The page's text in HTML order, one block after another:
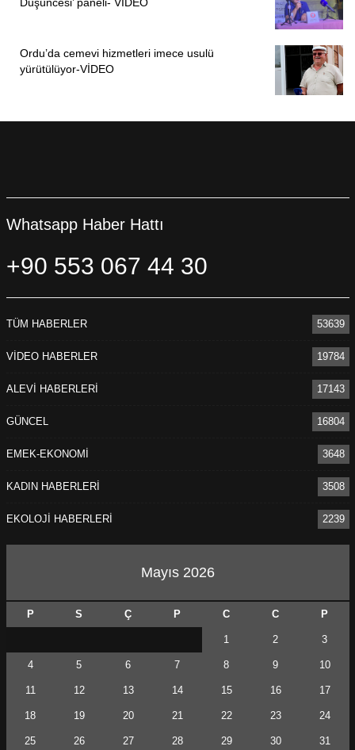
Ordu’da cemevi hizmetleri imece usulü
yürütülüyor-VİDEO
Whatsapp Haber Hattı
+90 553 067 44 30
TÜM HABERLER 53639
VİDEO HABERLER 19784
ALEVİ HABERLERİ 17143
GÜNCEL 16804
EMEK-EKONOMİ 3648
KADIN HABERLERİ 3508
EKOLOJİ HABERLERİ 2239
Mayıs 2026
P S Ç P C C P
1 2 3
4 5 6 7 8 9 10
11 12 13 14 15 16 17
18 19 20 21 22 23 24
25 26 27 28 29 30 31